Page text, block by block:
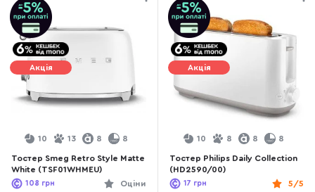
Акція
10 13 8 8
Тостер Smeg Retro Style Matte
White (TSF01WHMEU)
Оціни
108 грн
Акція
10 8 8 8
Тостер Philips Daily Collection
(HD2590/00)
5/5
17 грн